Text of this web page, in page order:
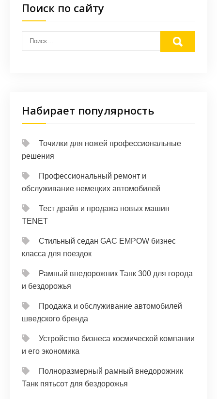
Поиск по сайту
Набирает популярность
Точилки для ножей профессиональные
решения
Профессиональный ремонт и
обслуживание немецких автомобилей
Тест драйв и продажа новых машин
TENET
Стильный седан GAC EMPOW бизнес
класса для поездок
Рамный внедорожник Танк 300 для города
и бездорожья
Продажа и обслуживание автомобилей
шведского бренда
Устройство бизнеса космической компании
и его экономика
Полноразмерный рамный внедорожник
Танк пятьсот для бездорожья